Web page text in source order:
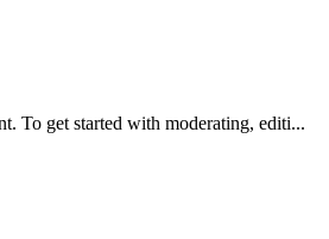
To get started with moderating, editi...